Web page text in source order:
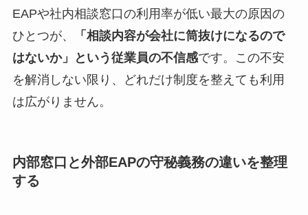
EAPや社内相談窓口の利用率が低い最大の原因の
ひとつが、
「相談内容が会社に筒抜けになるので
はないか」という従業員の不信感です。この不安
を解消しない限り、どれだけ制度を整えても利用
は広がりません。
内部窓口と外部EAPの守秘義務の違いを整理
する